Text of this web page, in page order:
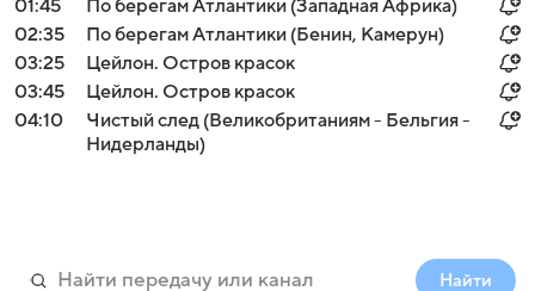
01:45
По берегам Атлантики (Западная Африка)
02:35
По берегам Атлантики (Бенин, Камерун)
03:25
Цейлон. Остров красок
03:45
Цейлон. Остров красок
04:10
Чистый след (Великобританиям - Бельгия -
Нидерланды)
Найти